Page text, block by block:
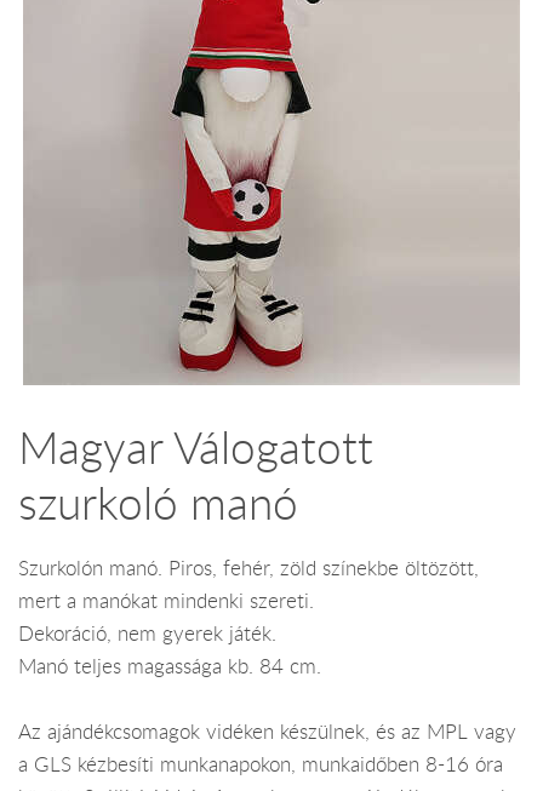
Magyar Válogatott
szurkoló manó
Szurkolón manó. Piros, fehér, zöld színekbe öltözött,
mert a manókat mindenki szereti.
Dekoráció, nem gyerek játék.
Manó teljes magassága kb. 84 cm.
Az ajándékcsomagok vidéken készülnek, és az MPL vagy
a GLS kézbesíti munkanapokon, munkaidőben 8-16 óra